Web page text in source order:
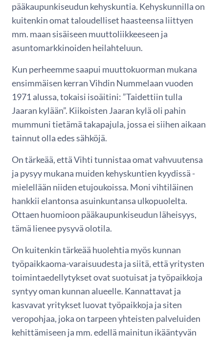
pääkaupunkiseudun kehyskuntia. Kehyskunnilla on
kuitenkin omat taloudelliset haasteensa liittyen
mm. maan sisäiseen muuttoliikkeeseen ja
asuntomarkkinoiden heilahteluun.
Kun perheemme saapui muuttokuorman mukana
ensimmäisen kerran Vihdin Nummelaan vuoden
1971 alussa, tokaisi isoäitini: ”Taidettiin tulla
Jaaran kylään”. Kiikoisten Jaaran kylä oli pahin
mummuni tietämä takapajula, jossa ei siihen aikaan
tainnut olla edes sähköjä.
On tärkeää, että Vihti tunnistaa omat vahvuutensa
ja pysyy mukana muiden kehyskuntien kyydissä -
mielellään niiden etujoukoissa. Moni vihtiläinen
hankkii elantonsa asuinkuntansa ulkopuolelta.
Ottaen huomioon pääkaupunkiseudun läheisyys,
tämä lienee pysyvä olotila.
On kuitenkin tärkeää huolehtia myös kunnan
työpaikkaoma-varaisuudesta ja siitä, että yritysten
toimintaedellytykset ovat suotuisat ja työpaikkoja
syntyy oman kunnan alueelle. Kannattavat ja
kasvavat yritykset luovat työpaikkoja ja siten
veropohjaa, joka on tarpeen yhteisten palveluiden
kehittämiseen ja mm. edellä mainitun ikääntyvän